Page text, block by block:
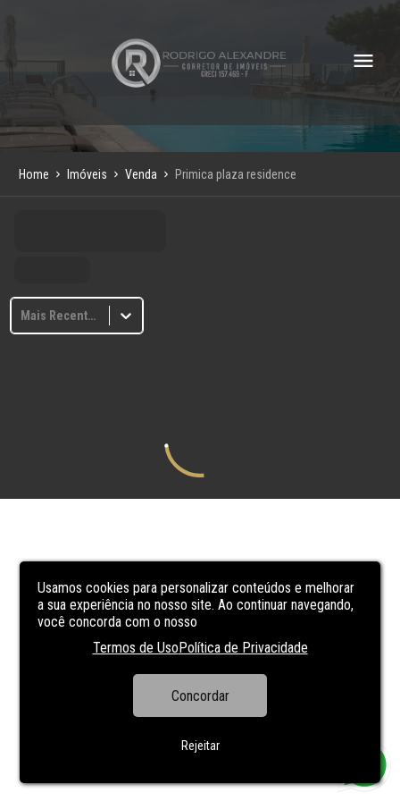
Usamos cookies para personalizar conteúdos e melhorar
a sua experiência no nosso site. Ao continuar navegando,
você concorda com o nosso
Termos de UsoPolítica de Privacidade
Concordar
Rejeitar
Home Imóveis Venda Primica plaza residence
Mais Recentes